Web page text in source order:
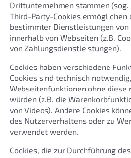
Drittunternehmen stammen (sog.
Third-Party-Cookies ermöglichen
bestimmter Dienstleistungen
innerhalb von Webseiten (z.B.
von Zahlungsdienstleistungen).
Cookies haben verschiedene
Cookies sind technisch
Webseitenfunktionen ohne diese
würden (z.B. die
von Videos). Andere Cookies
des Nutzerverhaltens oder zu
verwendet werden.
Cookies, die zur Durchführung